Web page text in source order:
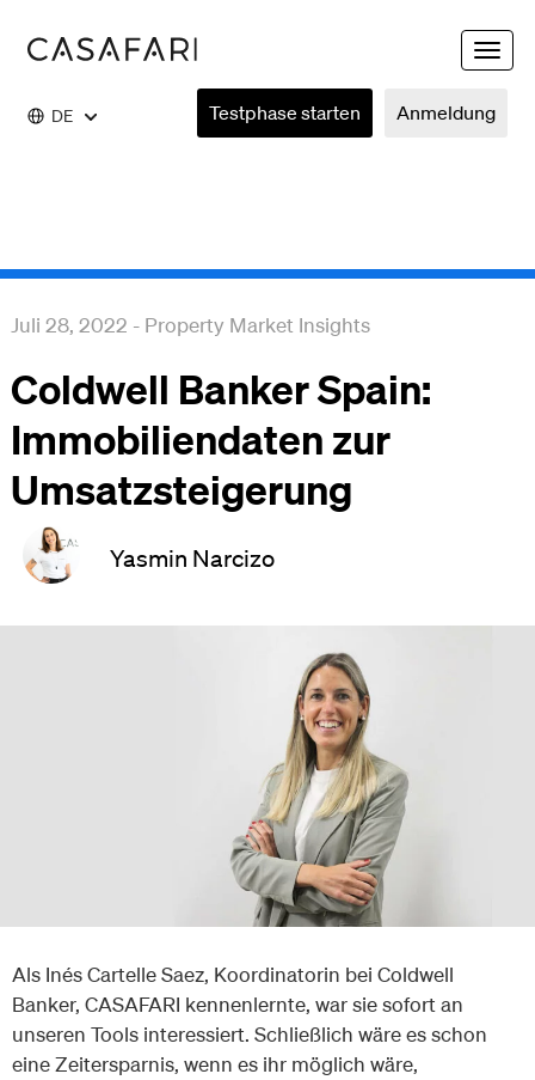
Toggle
DE Anmeldung
Testphase starten
Juli 28, 2022 - Property Market Insights
Coldwell Banker Spain:
Immobiliendaten zur
Umsatzsteigerung
Yasmin Narcizo
Als Inés Cartelle Saez, Koordinatorin bei Coldwell
Banker, CASAFARI kennenlernte, war sie sofort an
unseren Tools interessiert. Schließlich wäre es schon
eine Zeitersparnis, wenn es ihr möglich wäre,